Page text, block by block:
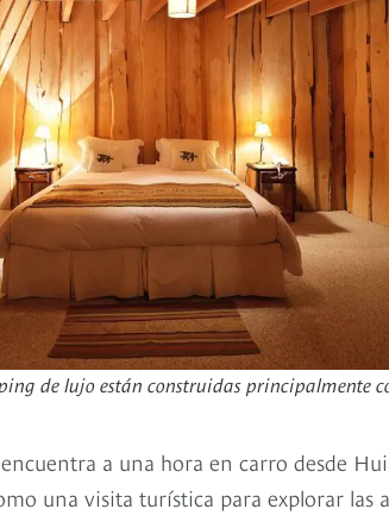
de lujo están construidas principalmente
encuentra a una hora en carro desde
una visita turística para explorar las